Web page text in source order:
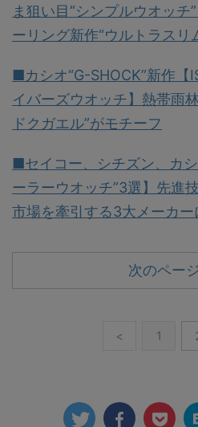
ま狙い目“シンプルウオッチ
ーリング新作“ウルトラスリ
■カシオ“G-SHOCK”新作【
イバーズウオッチ】熱帯雨
ドクガエル”がモチーフ
■セイコー、シチズン、カ
ーラーウオッチ”3選】先進
市場を牽引する3大メーカー
次のペー
< 1